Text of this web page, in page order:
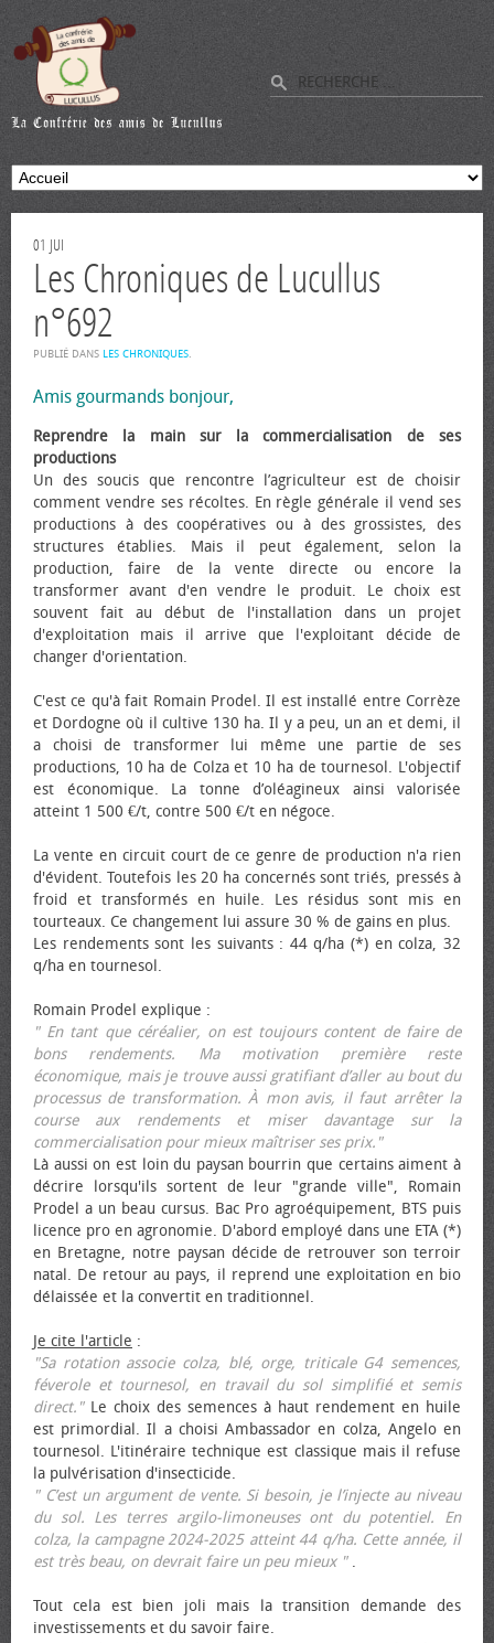
01 JUI
Les Chroniques de Lucullus
n°692
PUBLIÉ DANS LES CHRONIQUES.
Amis gourmands bonjour,
Reprendre la main sur la commercialisation de ses
productions
Un des soucis que rencontre l’agriculteur est de choisir
comment vendre ses récoltes. En règle générale il vend ses
productions à des coopératives ou à des grossistes, des
structures établies. Mais il peut également, selon la
production, faire de la vente directe ou encore la
transformer avant d'en vendre le produit. Le choix est
souvent fait au début de l'installation dans un projet
d'exploitation mais il arrive que l'exploitant décide de
changer d'orientation.
C'est ce qu'à fait Romain Prodel. Il est installé entre Corrèze
et Dordogne où il cultive 130 ha. Il y a peu, un an et demi, il
a choisi de transformer lui même une partie de ses
productions, 10 ha de Colza et 10 ha de tournesol. L'objectif
est économique. La tonne d’oléagineux ainsi valorisée
atteint 1 500 €/t, contre 500 €/t en négoce.
La vente en circuit court de ce genre de production n'a rien
d'évident. Toutefois les 20 ha concernés sont triés, pressés à
froid et transformés en huile. Les résidus sont mis en
tourteaux. Ce changement lui assure 30 % de gains en plus.
Les rendements sont les suivants : 44 q/ha (*) en colza, 32
q/ha en tournesol.
Romain Prodel explique :
" En tant que céréalier, on est toujours content de faire de
bons rendements. Ma motivation première reste
économique, mais je trouve aussi gratifiant d’aller au bout du
processus de transformation. À mon avis, il faut arrêter la
course aux rendements et miser davantage sur la
commercialisation pour mieux maîtriser ses prix."
Là aussi on est loin du paysan bourrin que certains aiment à
décrire lorsqu'ils sortent de leur "grande ville", Romain
Prodel a un beau cursus. Bac Pro agroéquipement, BTS puis
licence pro en agronomie. D'abord employé dans une ETA (*)
en Bretagne, notre paysan décide de retrouver son terroir
natal. De retour au pays, il reprend une exploitation en bio
délaissée et la convertit en traditionnel.
Je cite l'article :
"Sa rotation associe colza, blé, orge, triticale G4 semences,
féverole et tournesol, en travail du sol simplifié et semis
direct."Le choix des semences à haut rendement en huile
est primordial. Il a choisi Ambassador en colza, Angelo en
tournesol. L'itinéraire technique est classique mais il refuse
la pulvérisation d'insecticide.
" C’est un argument de vente. Si besoin, je l’injecte au niveau
du sol. Les terres argilo-limoneuses ont du potentiel. En
colza, la campagne 2024-2025 atteint 44 q/ha. Cette année, il
est très beau, on devrait faire un peu mieux ".
Tout cela est bien joli mais la transition demande des
investissements et du savoir faire.